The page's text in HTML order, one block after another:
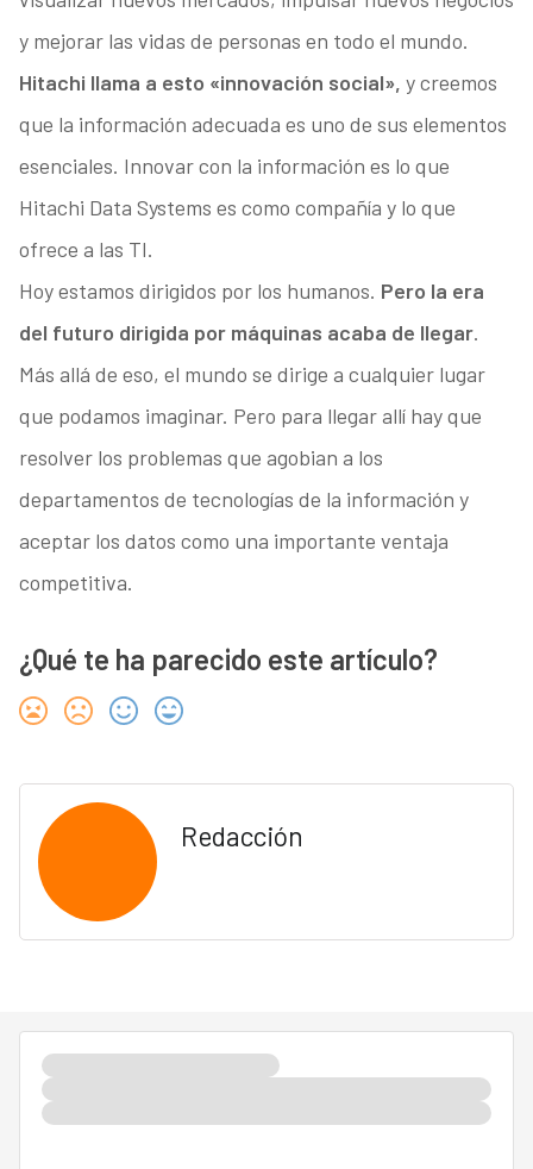
y mejorar las vidas de personas en todo el mundo.
Hitachi llama a esto «innovación social», y creemos
que la información adecuada es uno de sus elementos
esenciales. Innovar con la información es lo que
Hitachi Data Systems es como compañía y lo que
ofrece a las TI.
Hoy estamos dirigidos por los humanos. Pero la era
del futuro dirigida por máquinas acaba de llegar.
Más allá de eso, el mundo se dirige a cualquier lugar
que podamos imaginar. Pero para llegar allí hay que
resolver los problemas que agobian a los
departamentos de tecnologías de la información y
aceptar los datos como una importante ventaja
competitiva.
¿Qué te ha parecido este artículo?
Redacción